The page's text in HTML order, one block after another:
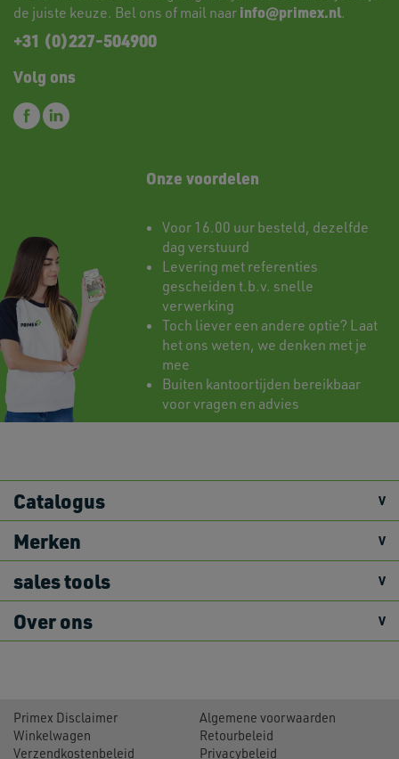
de juiste keuze. Bel ons of mail naar info@primex.nl.
+31 (0)227-504900
Volg ons
Onze voordelen
Voor 16.00 uur besteld, dezelfde
dag verstuurd
Levering met referenties
gescheiden t.b.v. snelle
verwerking
Toch liever een andere optie? Laat
het ons weten, we denken met je
mee
Buiten kantoortijden bereikbaar
voor vragen en advies
Catalogus
Merken
sales tools
Over ons
Primex Disclaimer
Algemene voorwaarden
Winkelwagen
Retourbeleid
Verzendkostenbeleid
Privacybeleid